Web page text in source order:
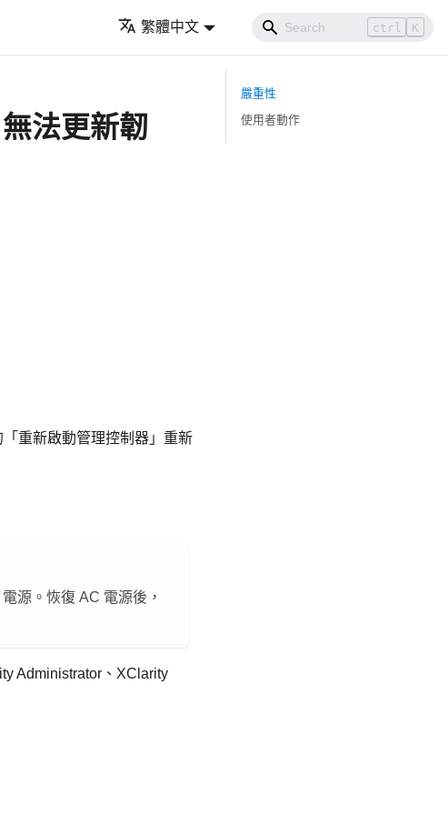
繁體中文 ctrl K
法更新韌
重新啟動管理控制器」重新
源。恢復 AC 電源後，
Administrator、XClarity
嚴重性
使用者動作